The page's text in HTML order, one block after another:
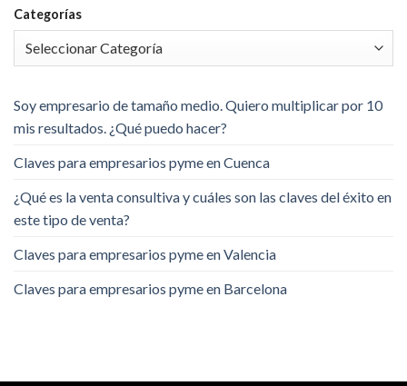
Categorías
Soy empresario de tamaño medio. Quiero multiplicar por 10
mis resultados. ¿Qué puedo hacer?
Claves para empresarios pyme en Cuenca
¿Qué es la venta consultiva y cuáles son las claves del éxito en
este tipo de venta?
Claves para empresarios pyme en Valencia
Claves para empresarios pyme en Barcelona